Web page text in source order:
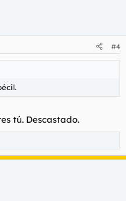
#4
tú. Descastado.